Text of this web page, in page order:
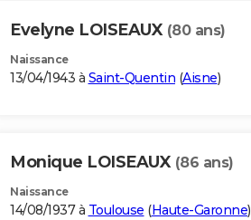
Evelyne LOISEAUX (80 ans)
Naissance
13/04/1943 à Saint-Quentin (Aisne)
Monique LOISEAUX (86 ans)
Naissance
14/08/1937 à Toulouse (Haute-Garonne)